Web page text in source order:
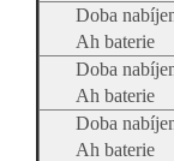
Doba
Ah baterie
Doba
Ah baterie
Doba
Ah baterie